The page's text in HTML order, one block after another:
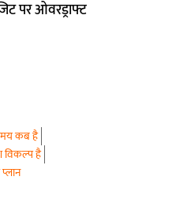
पर ओवरड्राफ्ट
कब है
विकल्प है